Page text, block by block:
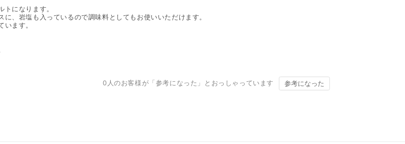
トになります。
、岩塩も入っているので調味料としてもお使いいただけます。
ます。
0 人のお客様が「参考になった」とおっしゃっています 参考になった